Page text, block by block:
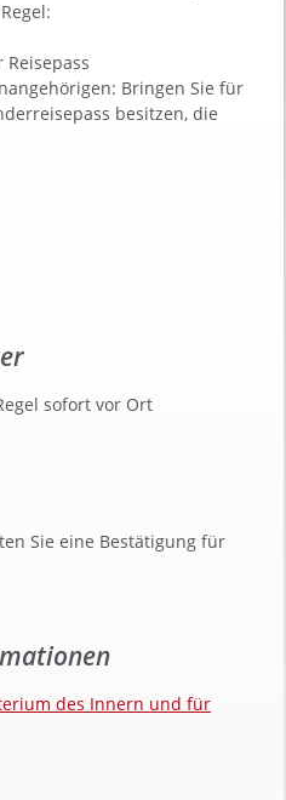
Reisepass
Bringen Sie für
besitzen, die
sofort vor Ort
Sie eine Bestätigung für
des Innern und für